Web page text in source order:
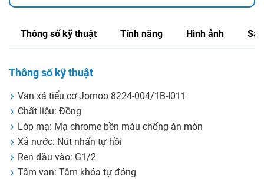
Thông số kỹ thuật Tính năng Hình ảnh
Thông số kỹ thuật
Van xả tiểu cơ Jomoo 8224-004/1B-I011
Chất liệu: Đồng
Lớp mạ: Mạ chrome bền màu chống ăn mòn
Xả nước: Nút nhấn tự hồi
Ren đầu vào: G1/2
Tâm van: Tâm khóa tự đóng